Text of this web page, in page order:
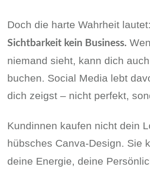
Doch die harte Wahrheit lautet:
Sichtbarkeit kein Business.
niemand sieht, kann dich
buchen. Social Media lebt
dich zeigst – nicht perfekt,
Kundinnen kaufen nicht dein
hübsches Canva-Design. Sie
deine Energie, deine